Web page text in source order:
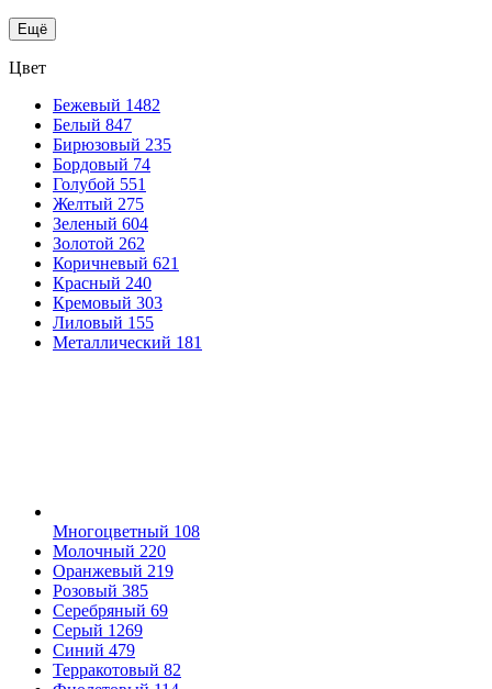
Ещё
Цвет
Бежевый 1482
Белый 847
Бирюзовый 235
Бордовый 74
Голубой 551
Желтый 275
Зеленый 604
Золотой 262
Коричневый 621
Красный 240
Кремовый 303
Лиловый 155
Металлический 181
Многоцветный 108
Молочный 220
Оранжевый 219
Розовый 385
Серебряный 69
Серый 1269
Синий 479
Терракотовый 82